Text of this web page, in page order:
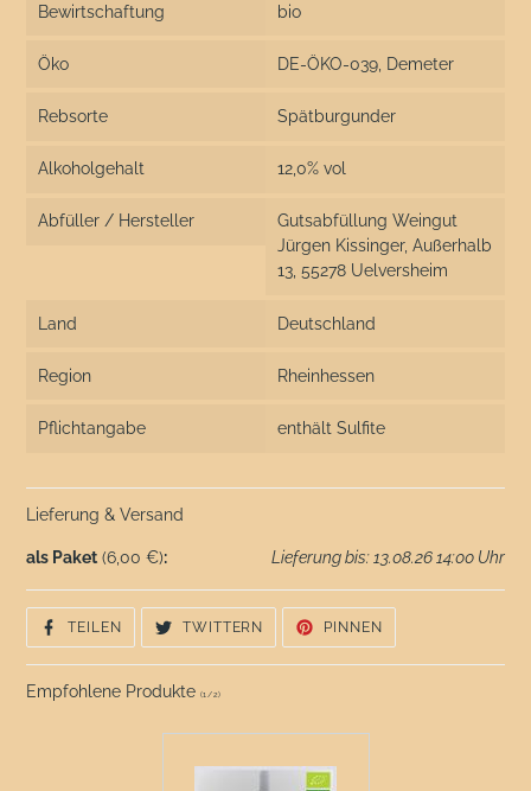
Bewirtschaftung bio
Öko DE-ÖKO-039, Demeter
Rebsorte Spätburgunder
Alkoholgehalt 12,0% vol
Abfüller / Hersteller
Gutsabfüllung Weingut
Jürgen Kissinger, Außerhalb
13, 55278 Uelversheim
Land Deutschland
Region Rheinhessen
Pflichtangabe enthält Sulfite
Lieferung & Versand
als Paket (6,00 €): Lieferung bis: 13.08.26 14:00 Uhr
TEILENAUF
FACEBOOK
TEILEN
TWITTERN
TWITTER
TWITTERN
PINNEN
PINNEN
Empfohlene Produkte (1/2)